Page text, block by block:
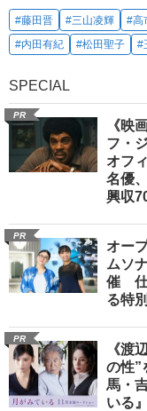
#藤田晋 #三山凌輝 #高
#内田有紀
#松田聖子 #
SPECIAL
PR
《映
フ・
オフ
名優
興収
PR
オー
ムソ
催 仕
る特
PR
《渡
の性”
馬・
いる』